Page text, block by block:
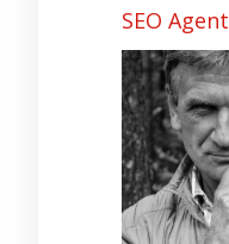
SEO